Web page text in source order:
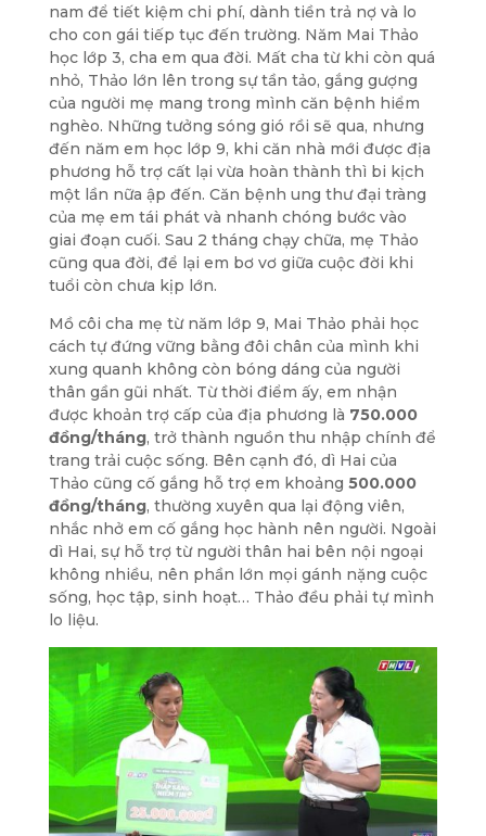
nam để tiết kiệm chi phí, dành tiền trả nợ và lo
cho con gái tiếp tục đến trường. Năm Mai Thảo
học lớp 3, cha em qua đời. Mất cha từ khi còn quá
nhỏ, Thảo lớn lên trong sự tần tảo, gắng gượng
của người mẹ mang trong mình căn bệnh hiểm
nghèo. Những tưởng sóng gió rồi sẽ qua, nhưng
đến năm em học lớp 9, khi căn nhà mới được địa
phương hỗ trợ cất lại vừa hoàn thành thì bi kịch
một lần nữa ập đến. Căn bệnh ung thư đại tràng
của mẹ em tái phát và nhanh chóng bước vào
giai đoạn cuối. Sau 2 tháng chạy chữa, mẹ Thảo
cũng qua đời, để lại em bơ vơ giữa cuộc đời khi
tuổi còn chưa kịp lớn.
Mồ côi cha mẹ từ năm lớp 9, Mai Thảo phải học
cách tự đứng vững bằng đôi chân của mình khi
xung quanh không còn bóng dáng của người
thân gần gũi nhất. Từ thời điểm ấy, em nhận
được khoản trợ cấp của địa phương là 750.000
đồng/tháng, trở thành nguồn thu nhập chính để
trang trải cuộc sống. Bên cạnh đó, dì Hai của
Thảo cũng cố gắng hỗ trợ em khoảng 500.000
đồng/tháng, thường xuyên qua lại động viên,
nhắc nhở em cố gắng học hành nên người. Ngoài
dì Hai, sự hỗ trợ từ người thân hai bên nội ngoại
không nhiều, nên phần lớn mọi gánh nặng cuộc
sống, học tập, sinh hoạt… Thảo đều phải tự mình
lo liệu.